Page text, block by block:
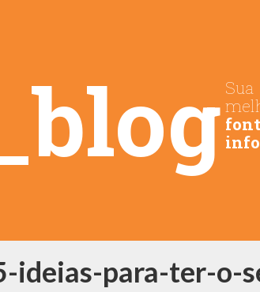
_blog Sua
ideias-para-ter-o-